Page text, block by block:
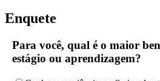
Enquete
Para você, qual é o maior
estágio ou aprendizagem?